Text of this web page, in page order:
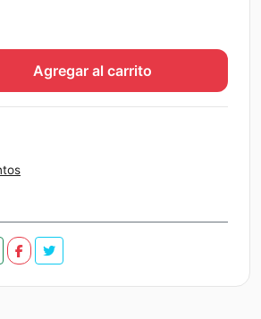
actual
es:
$18.041.
Agregar al carrito